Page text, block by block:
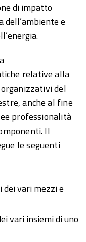
di impatto
dell’ambiente e
relative alla
del
anche al fine
professionalità
Il
le seguenti
vari mezzi e
vari insiemi di uno